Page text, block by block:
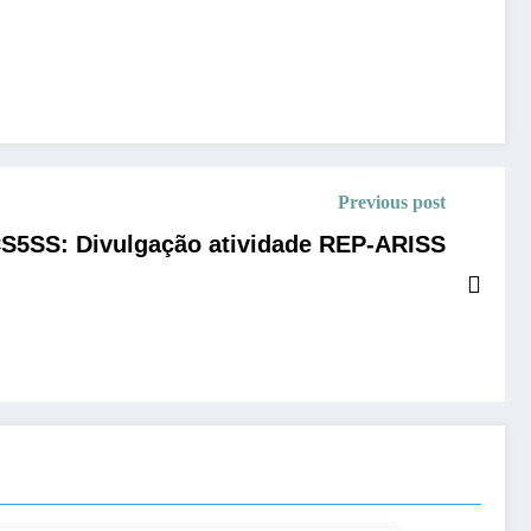
Previous post
Divulgação atividade REP-ARISS